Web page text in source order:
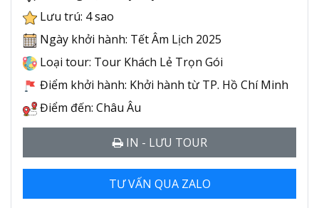
Lưu trú: 4 sao
Ngày khởi hành: Tết Âm Lịch 2025
Loại tour: Tour Khách Lẻ Trọn Gói
Điểm khởi hành: Khởi hành từ TP. Hồ Chí Minh
Điểm đến: Châu Âu
IN - LƯU TOUR
TƯ VẤN QUA ZALO